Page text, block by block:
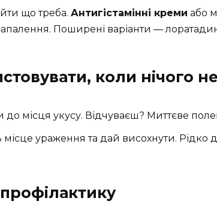
що треба. Антигістамінні креми або
Поширені варіанти —
коли нічого
до місця укусу. Відчуваєш? Миттєве
місце ураження та дай висохнути. Рідко